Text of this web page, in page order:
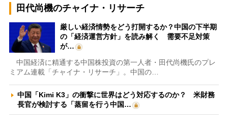
田代尚機のチャイナ・リサーチ
厳しい経済情勢をどう打開するか？中国の下半期
の「経済運営方針」を読み解く 需要不足対策
が…
中国経済に精通する中国株投資の第一人者・田代尚機氏のプレ
ミアム連載「チャイナ・リサーチ」。中国の…
中国「Kimi K3」の衝撃に世界はどう対応するのか？ 米財務
長官が検討する「蒸留を行う中国…